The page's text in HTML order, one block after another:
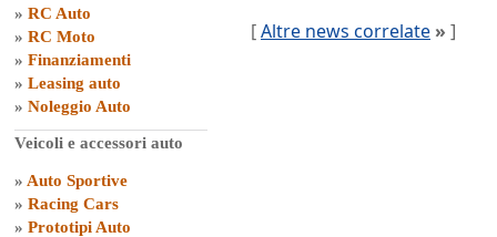
» RC Auto
» RC Moto
» Finanziamenti
» Leasing auto
» Noleggio Auto
Veicoli e accessori auto
» Auto Sportive
» Racing Cars
» Prototipi Auto
[Altre news correlate » ]